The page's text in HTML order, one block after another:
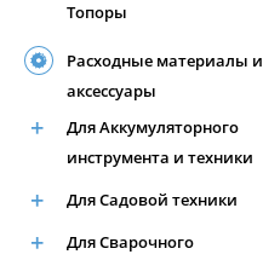
Топоры
Расходные материалы и
аксессуары
Для Аккумуляторного
инструмента и техники
Для Садовой техники
Для Сварочного